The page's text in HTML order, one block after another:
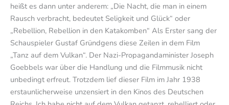
heißt es dann unter anderem: „Die Nacht, die man in einem
Rausch verbracht, bedeutet Seligkeit und Glück“ oder
„Rebellion, Rebellion in den Katakomben“ Als Erster sang der
Schauspieler Gustaf Gründgens diese Zeilen in dem Film
„Tanz auf dem Vulkan“. Der Nazi-Propagandaminister Joseph
Goebbels war über die Handlung und die Filmmusik nicht
unbedingt erfreut. Trotzdem lief dieser Film im Jahr 1938
erstaunlicherweise unzensiert in den Kinos des Deutschen